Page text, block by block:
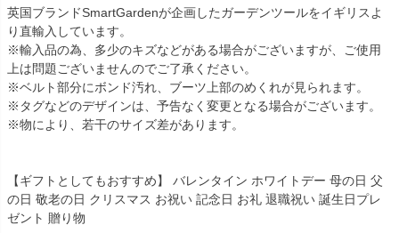
英国ブランドSmartGardenが企画したガーデンツールをイギリスよ
り直輸入しています。
※輸入品の為、多少のキズなどがある場合がございますが、ご使用
上は問題ございませんのでご了承ください。
※ベルト部分にボンド汚れ、ブーツ上部のめくれが見られます。
※タグなどのデザインは、予告なく変更となる場合がございます。
※物により、若干のサイズ差があります。
【ギフトとしてもおすすめ】 バレンタイン ホワイトデー 母の日 父
の日 敬老の日 クリスマス お祝い 記念日 お礼 退職祝い 誕生日プレ
ゼント 贈り物